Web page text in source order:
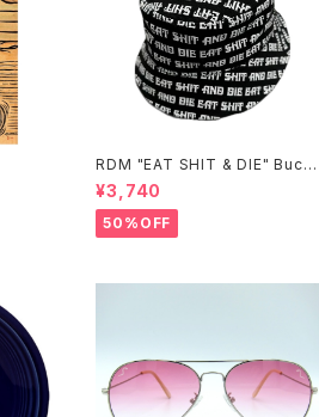
RDM "EAT SHIT & DIE" Bucke
t Hat
¥3,740
50%OFF